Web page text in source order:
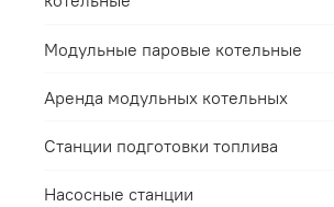
Модульные паровые котельные
Аренда модульных котельных
Станции подготовки топлива
Насосные станции